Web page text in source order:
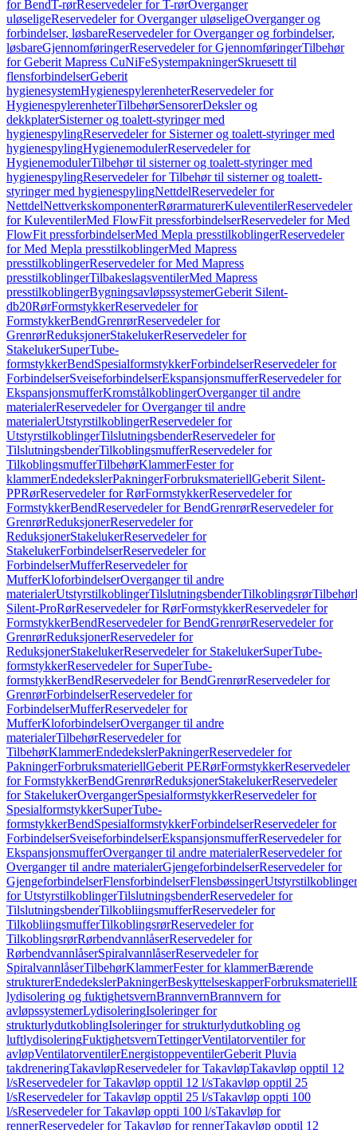
for BendT-rørReservedeler for T-rørOverganger
uløseligeReservedeler for Overganger uløseligeOverganger og
forbindelser, løsbareReservedeler for Overganger og forbindelser,
løsbareGjennomføringerReservedeler for GjennomføringerTilbehør
for Geberit Mapress CuNiFeSystempakningerSkruesett til
flensforbindelserGeberit
hygienesystemHygienespylerenheterReservedeler for
HygienespylerenheterTilbehørSensorerDeksler og
dekkplaterSisterner og toalett-styringer med
hygienespylingReservedeler for Sisterner og toalett-styringer med
hygienespylingHygienemodulerReservedeler for
HygienemodulerTilbehør til sisterner og toalett-styringer med
hygienespylingReservedeler for Tilbehør til sisterner og toalett-
styringer med hygienespylingNettdelReservedeler for
NettdelNettverkskomponenterRørarmaturerKuleventilerReservedeler
for KuleventilerMed FlowFit pressforbindelserReservedeler for Med
FlowFit pressforbindelserMed Mepla presstilkoblingerReservedeler
for Med Mepla presstilkoblingerMed Mapress
presstilkoblingerReservedeler for Med Mapress
presstilkoblingerTilbakeslagsventilerMed Mapress
presstilkoblingerBygningsavløpssystemerGeberit Silent-
db20RørFormstykkerReservedeler for
FormstykkerBendGrenrørReservedeler for
GrenrørReduksjonerStakelukerReservedeler for
StakelukerSuperTube-
formstykkerBendSpesialformstykkerForbindelserReservedeler for
ForbindelserSveiseforbindelserEkspansjonsmufferReservedeler for
EkspansjonsmufferKromstålkoblingerOverganger til andre
materialerReservedeler for Overganger til andre
materialerUtstyrstilkoblingerReservedeler for
UtstyrstilkoblingerTilslutningsbenderReservedeler for
TilslutningsbenderTilkoblingsmufferReservedeler for
TilkoblingsmufferTilbehørKlammerFester for
klammerEndedekslerPakningerForbruksmateriellGeberit Silent-
PPRørReservedeler for RørFormstykkerReservedeler for
FormstykkerBendReservedeler for BendGrenrørReservedeler for
GrenrørReduksjonerReservedeler for
ReduksjonerStakelukerReservedeler for
StakelukerForbindelserReservedeler for
ForbindelserMufferReservedeler for
MufferKloforbindelserOverganger til andre
materialerUtstyrstilkoblingerTilslutningsbenderTilkoblingsrørTilbehør
Silent-ProRørReservedeler for RørFormstykkerReservedeler for
FormstykkerBendReservedeler for BendGrenrørReservedeler for
GrenrørReduksjonerReservedeler for
ReduksjonerStakelukerReservedeler for StakelukerSuperTube-
formstykkerReservedeler for SuperTube-
formstykkerBendReservedeler for BendGrenrørReservedeler for
GrenrørForbindelserReservedeler for
ForbindelserMufferReservedeler for
MufferKloforbindelserOverganger til andre
materialerTilbehørReservedeler for
TilbehørKlammerEndedekslerPakningerReservedeler for
PakningerForbruksmateriellGeberit PERørFormstykkerReservedeler
for FormstykkerBendGrenrørReduksjonerStakelukerReservedeler
for StakelukerOvergangerSpesialformstykkerReservedeler for
SpesialformstykkerSuperTube-
formstykkerBendSpesialformstykkerForbindelserReservedeler for
ForbindelserSveiseforbindelserEkspansjonsmufferReservedeler for
EkspansjonsmufferOverganger til andre materialerReservedeler for
Overganger til andre materialerGjengeforbindelserReservedeler for
GjengeforbindelserFlensforbindelserFlensbøssingerUtstyrstilkoblinger
for UtstyrstilkoblingerTilslutningsbenderReservedeler for
TilslutningsbenderTilkobliingsmufferReservedeler for
TilkobliingsmufferTilkoblingsrørReservedeler for
TilkoblingsrørRørbendvannlåserReservedeler for
RørbendvannlåserSpiralvannlåserReservedeler for
SpiralvannlåserTilbehørKlammerFester for klammerBærende
strukturerEndedekslerPakningerBeskyttelseskapperForbruksmateriell
lydisolering og fuktighetsvernBrannvernBrannvern for
avløpssystemerLydisoleringIsoleringer for
strukturlydutkoblingIsoleringer for strukturlydutkobling og
luftlydisoleringFuktighetsvernTettingerVentilatorventiler for
avløpVentilatorventilerEnergistoppeventilerGeberit Pluvia
takdreneringTakavløpReservedeler for TakavløpTakavløp opptil 12
l/sReservedeler for Takavløp opptil 12 l/sTakavløp opptil 25
l/sReservedeler for Takavløp opptil 25 l/sTakavløp oppti 100
l/sReservedeler for Takavløp oppti 100 l/sTakavløp for
rennerReservedeler for Takavløp for rennerTakavløp opptil 12